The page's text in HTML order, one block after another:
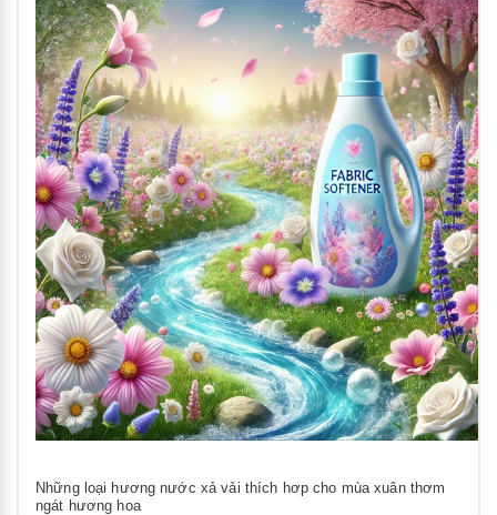
Những loại hương nước xả vải thích hơp cho mùa xuân thơm
ngát hương hoa